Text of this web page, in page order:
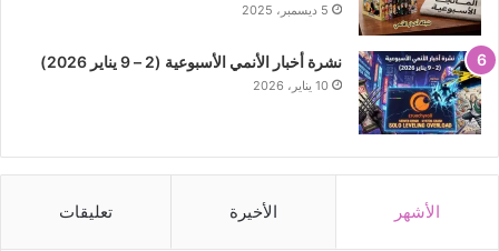
5 ديسمبر، 2025
نشرة أخبار الأنمي الأسبوعية (2 – 9 يناير 2026)
10 يناير، 2026
الأشهر الأخيرة تعليقات